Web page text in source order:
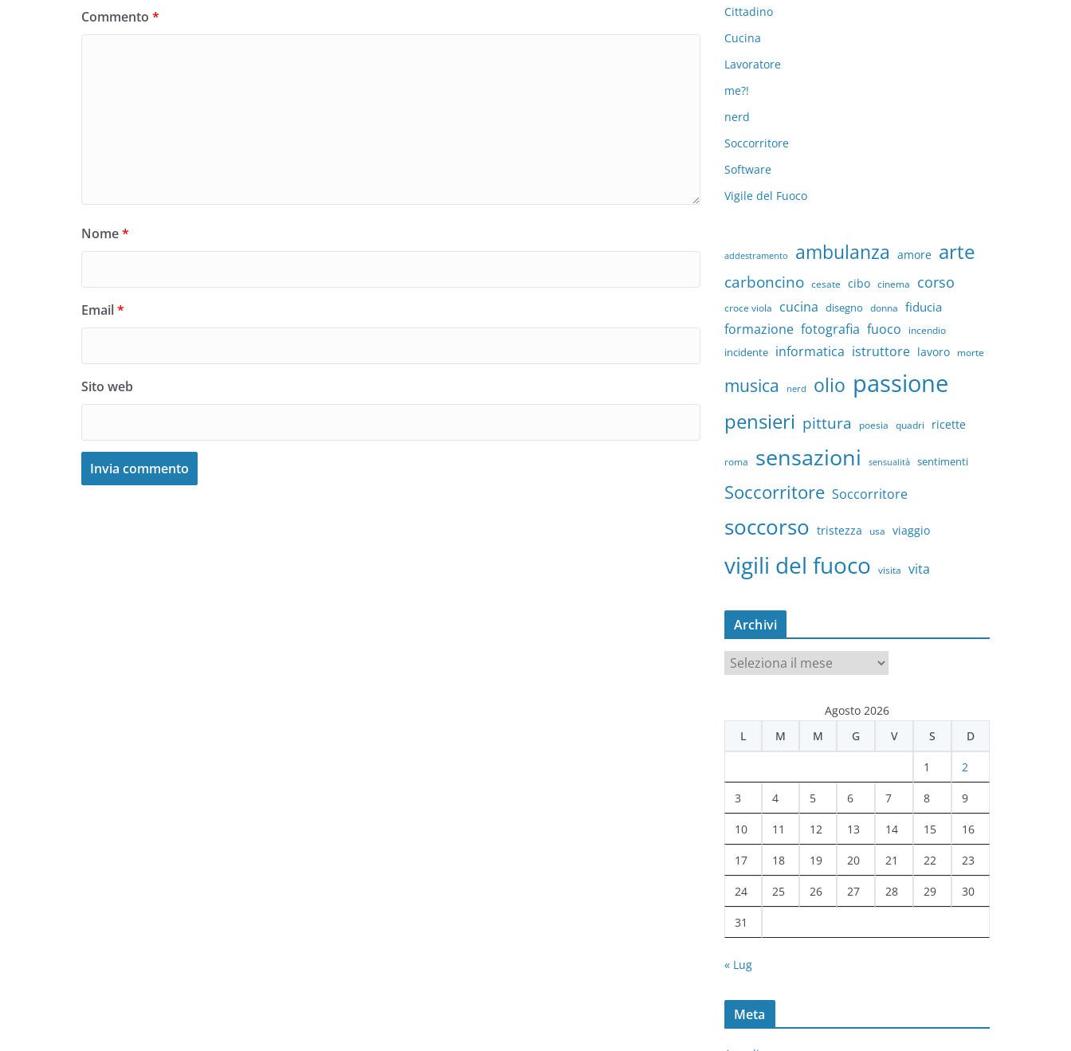
Commento *
Nome*
Email*
Sito web
Cittadino
Cucina
Lavoratore
me?!
nerd
Soccorritore
Software
Vigile del Fuoco
addestramento ambulanza amore arte
carboncino cesate cibo cinema corso
croce viola cucina disegno donna fiducia
formazione fotografia fuoco incendio
incidente informatica istruttore lavoro morte
musica nerd olio passione
pensieri pittura poesia quadri ricette
roma sensazioni sensualità sentimenti
Soccorritore Soccorritore
soccorso tristezza usa viaggio
vigili del fuoco visita vita
Archivi
h
i
Agosto 2026
L
M M G V S D
1 2
3 4 5 6 7 8 9
10 11 12 13 14 15 16
17 18 19 20 21 22 23
24 25 26 27 28 29 30
31
« Lug
Meta